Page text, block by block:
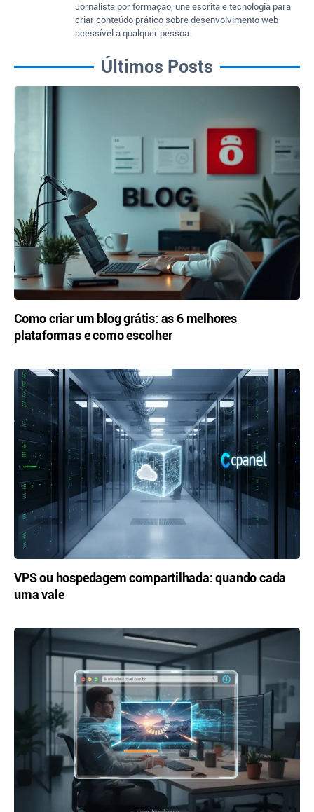
Jornalista por formação, une escrita e tecnologia para
criar conteúdo prático sobre desenvolvimento web
acessível a qualquer pessoa.
Últimos Posts
Como criar um blog grátis: as 6 melhores
plataformas e como escolher
VPS ou hospedagem compartilhada: quando cada
uma vale